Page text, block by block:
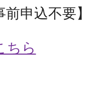
前申込不要
ちら